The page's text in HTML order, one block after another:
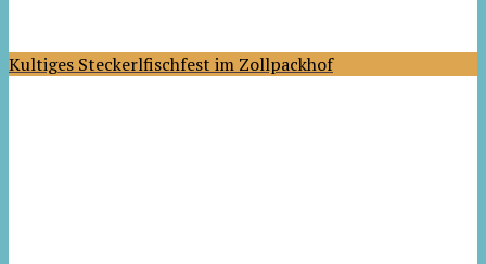
Kultiges Steckerlfischfest im Zollpackhof